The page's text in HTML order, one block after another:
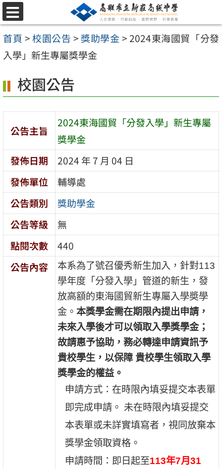
跳
至
主
要
容
區
選
單
首頁 >校園公告 > 獎助學金> 2024東海國貿「分發
入學」新生專屬獎學金
校園公告
公告主旨
2024東海國貿「分發入學」新生專屬
獎學金
發佈日期
2024 年 7 月 04 日
發佈單位
輔導處
公告類別
獎助學金
公告等級
無
點閱次數
440
公告內容
本系為了號召優秀新生加入，針對113
學年度「分發入學」管道的新生，發
放高額的東海國貿新生專屬入學奬學
金。本獎學金需在期限內提出申請，
未來入學後才可以領取入學獎學金；
故請惠予協助，務必轉達申請資訊予
貴校學生，以保障 貴校學生領取入學
獎學金的權益。
申請方式：在時限內填妥提交本表單
即完成申請。 未在時限內填妥提交
本表單或未詳實填寫者，視同放棄本
獎學金領取資格。
申請時間：即日起至113年7月31